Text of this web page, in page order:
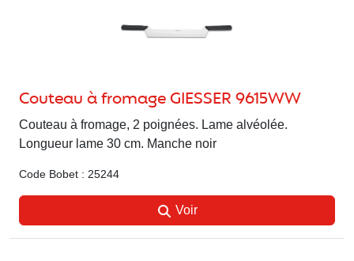
Couteau à fromage GIESSER 9615WW
Couteau à fromage, 2 poignées. Lame alvéolée.
Longueur lame 30 cm. Manche noir
Code Bobet : 25244
Voir